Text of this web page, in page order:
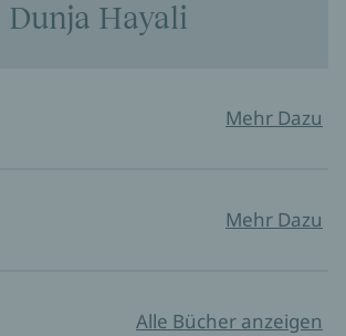
Dunja Hayali
Mehr Dazu
Mehr Dazu
Alle Bücher anzeigen